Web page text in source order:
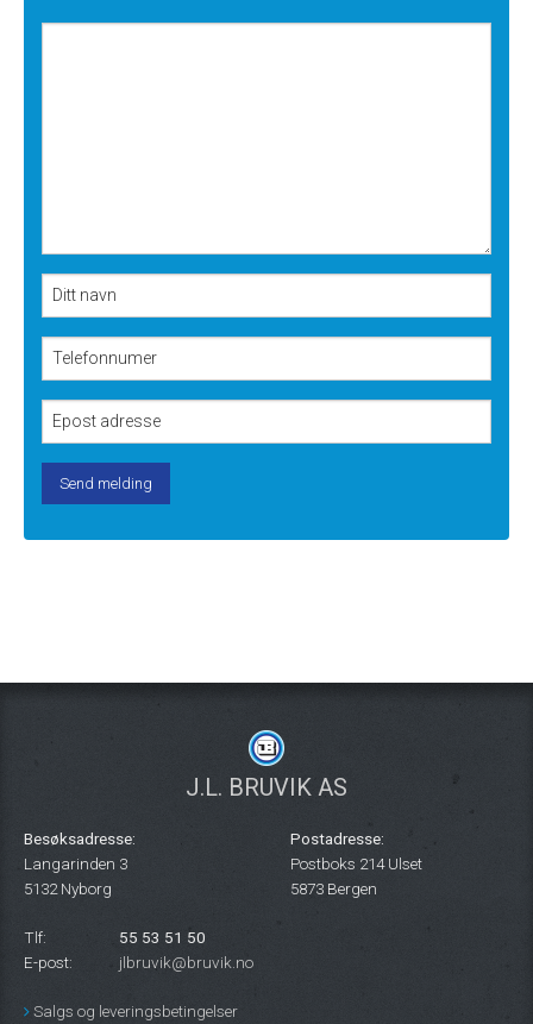
J.L. BRUVIK AS
Besøksadresse:
Langarinden 3
5132 Nyborg
Postadresse:
Postboks 214 Ulset
5873 Bergen
Tlf:
55 53 51 50
E-post:
jlbruvik@bruvik.no
Salgs og leveringsbetingelser